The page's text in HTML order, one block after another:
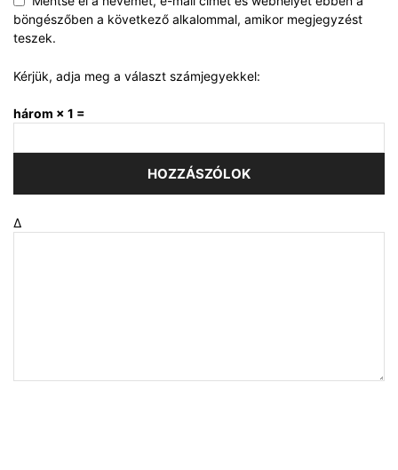
böngészőben a következő alkalommal, amikor megjegyzést
teszek.
Kérjük, adja meg a választ számjegyekkel:
három × 1 =
Δ